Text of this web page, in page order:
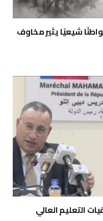
أندلس: استمرار احتجاز 35 مواطنًا شيعيًا يثير مخاوف
التعليم العالي